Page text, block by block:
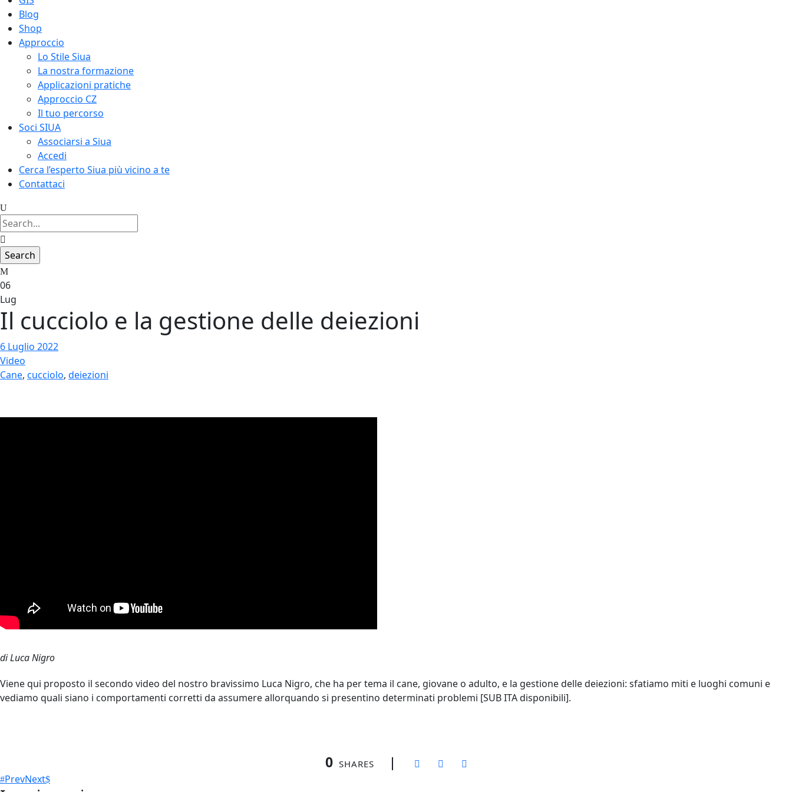
Blog
Shop
Approccio
Lo Stile Siua
La nostra formazione
Applicazioni pratiche
Approccio CZ
Il tuo percorso
Soci SIUA
Associarsi a Siua
Accedi
Cerca l’esperto Siua più vicino a te
Contattaci
06
Lug
Il cucciolo e la gestione delle deiezioni
6 Luglio 2022
Video
Cane, cucciolo, deiezioni
di Luca Nigro
Viene qui proposto il secondo video del nostro bravissimo Luca Nigro, che ha per tema il cane, giovane o adulto, e la gestione delle deiezioni: sfatiamo miti e luoghi comuni e
vediamo quali siano i comportamenti corretti da assumere allorquando si presentino determinati problemi [SUB ITA disponibili].
0 SHARES
PrevNext